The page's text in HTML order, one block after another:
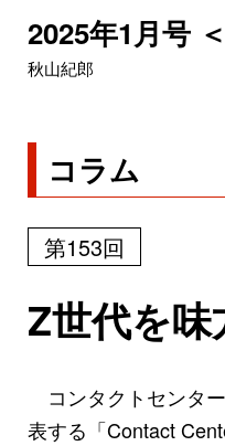
2025年1月号
秋山紀郎
コラム
第153回
Z世代を
コンタクトセンタ
表する「Contact